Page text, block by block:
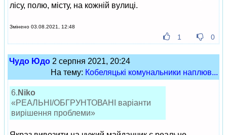
лісу, полю, місту, на кожній вулиці.
Змінено 03.08.2021, 12:48
1 0
Чудо Юдо 2 серпня 2021, 20:24
На тему: Кобеляцькі комунальники наплюв...
6. Niko
«РЕАЛЬНІ/ОБГРУНТОВАНІ варіанти
вирішення проблеми»